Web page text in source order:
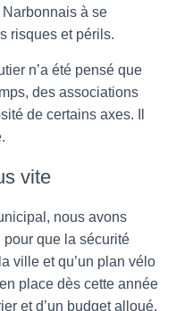
à se
risques et périls.
n’a été pensé que
des associations
de certains axes. Il
vite
nous avons
que la sécurité
ville et qu’un plan vélo
place dès cette année
et d’un budget alloué.